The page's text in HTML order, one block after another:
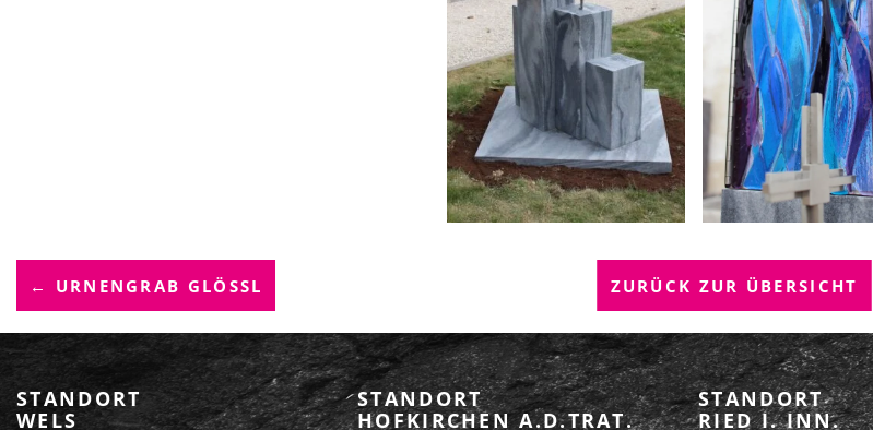
B
E
I
T
← URNENGRAB GLÖSSL ZURÜCK ZUR ÜBERSICHT
STANDORT
WELS
STANDORT
HOFKIRCHEN A.D.TRAT.
STANDORT
RIED I. INN.